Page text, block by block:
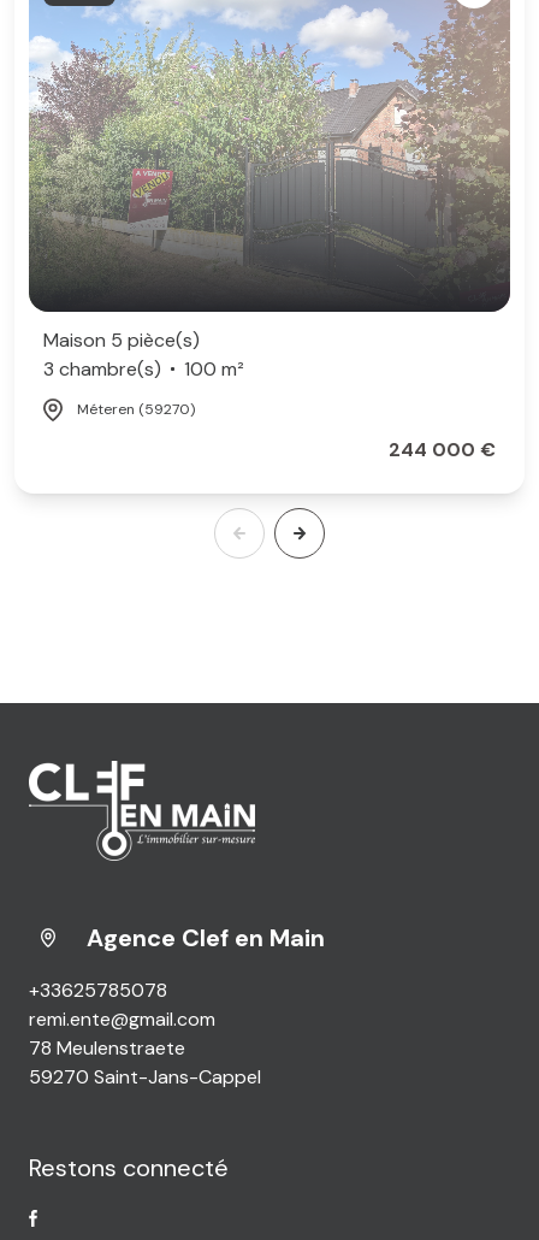
Maison 5 pièce(s)
3 chambre(s)
100 m²
Méteren (59270)
244 000 €
Agence Clef en Main
+33625785078
remi.ente@gmail.com
78 Meulenstraete
59270 Saint-Jans-Cappel
Restons connecté